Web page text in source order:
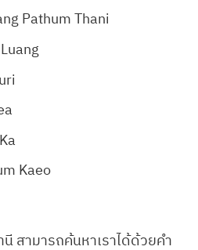
Pathum Thani
Kaeo
สามารถค้นหาเราได้ด้วยคำ